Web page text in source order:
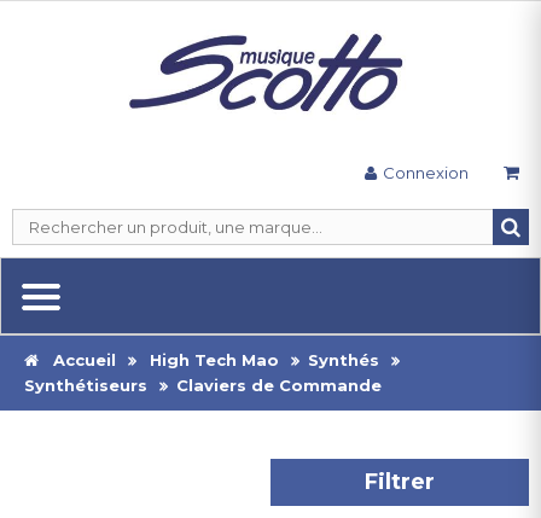
Connexion
Accueil High Tech Mao
Synthés
Synthétiseurs
Claviers de Commande
Filtrer